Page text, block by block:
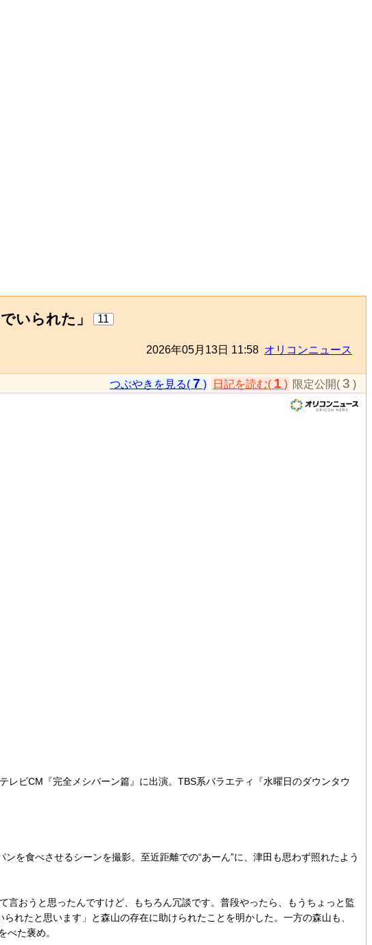
いられた」 11
2026年05月13日 11:58 オリコンニュース
つぶやきを見る( 7 ) 日記を読む( 1 ) 限定公開( 3 )
ビCM『完全メシパーン篇』に出演。TBS系バラエティ『水曜日のダウンタウ
を食べさせるシーンを撮影。至近距離での“あーん”に、津田も思わず照れたよう
おうと思ったんですけど、もちろん冗談です。普段やったら、もうちょっと監
れたと思います」と森山の存在に助けられたことを明かした。一方の森山も、
べた褒め。